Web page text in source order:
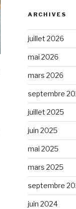
ARCHIVES
juillet 2026
mai 2026
mars 2026
septembre
juillet 2025
juin 2025
mai 2025
mars 2025
septembre
juin 2024